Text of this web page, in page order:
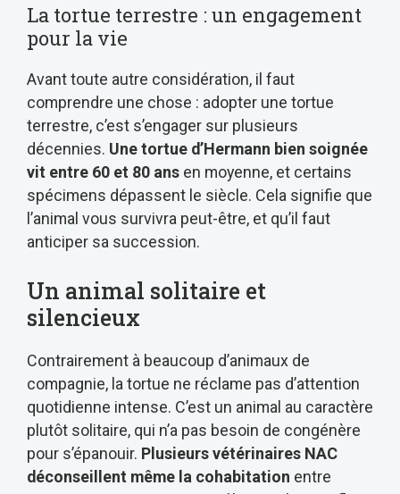
La tortue terrestre : un engagement
pour la vie
Avant toute autre considération, il faut
comprendre une chose : adopter une tortue
terrestre, c’est s’engager sur plusieurs
décennies. Une tortue d’Hermann bien soignée
vit entre 60 et 80 ans en moyenne, et certains
spécimens dépassent le siècle. Cela signifie que
l’animal vous survivra peut-être, et qu’il faut
anticiper sa succession.
Un animal solitaire et
silencieux
Contrairement à beaucoup d’animaux de
compagnie, la tortue ne réclame pas d’attention
quotidienne intense. C’est un animal au caractère
plutôt solitaire, qui n’a pas besoin de congénère
pour s’épanouir. Plusieurs vétérinaires NAC
déconseillent même la cohabitation entre